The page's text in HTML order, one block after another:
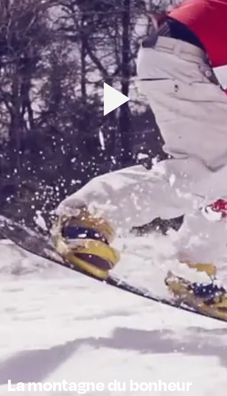
Lecrew
La montagne du bonheur